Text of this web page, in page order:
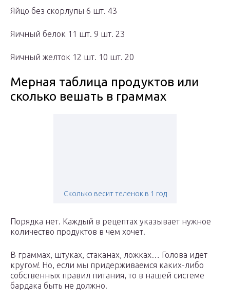
Яйцо без скорлупы 6 шт. 43
Яичный белок 11 шт. 9 шт. 23
Яичный желток 12 шт. 10 шт. 20
Мерная таблица продуктов или
сколько вешать в граммах
Сколько весит теленок в 1 год
Порядка нет. Каждый в рецептах указывает нужное
количество продуктов в чем хочет.
В граммах, штуках, стаканах, ложках… Голова идет
кругом! Но, если мы придерживаемся каких-либо
собственных правил питания, то в нашей системе
бардака быть не должно.